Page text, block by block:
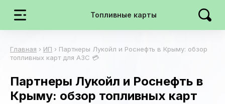
Топливные карты
Главная › ИП › Партнеры Лукойл и Роснефть в Крыму: обзор
топливных карт для АЗС 💳
Партнеры Лукойл и Роснефть в
Крыму: обзор топливных карт